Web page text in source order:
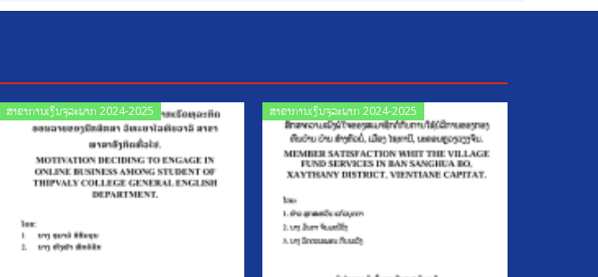
ສາຂາການເງິນຈຸລະພາກ 2024-2025
Posted
on
ສາຂາການເງິນຈຸລະພາກ 2024-2025
Posted
on